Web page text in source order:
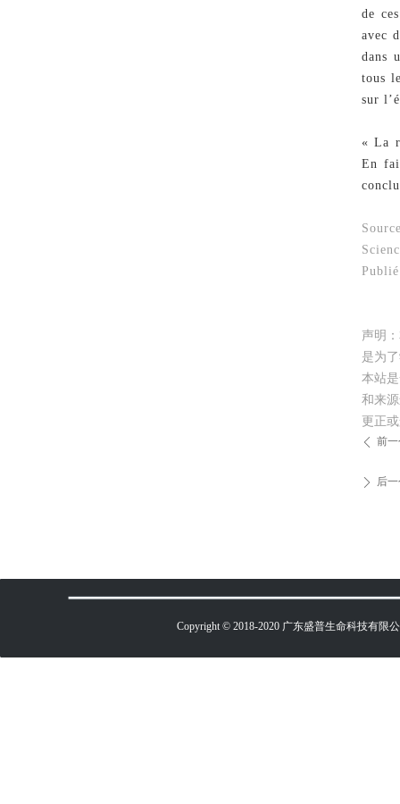
de
avec
dans
tous
sur
« La
En
声明
是为
本站
和来
更正
ꄴ 前
ꄲ 后
Copyright © 2018-2020 广东盛普生命科技有限